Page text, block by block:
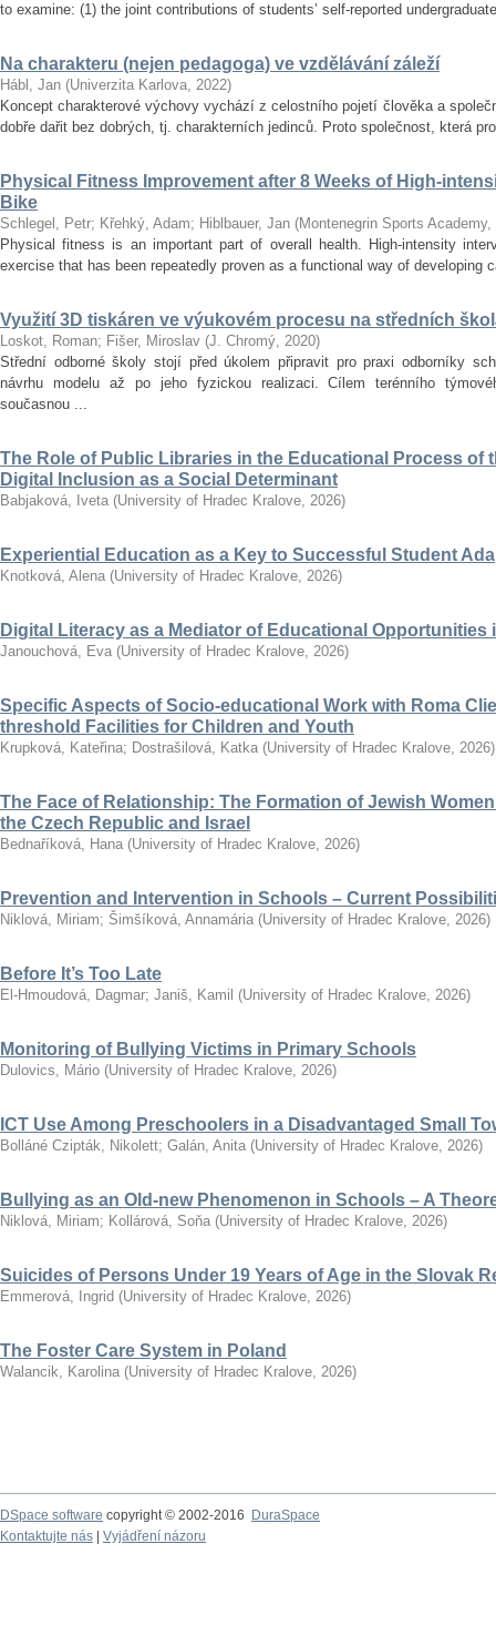
to examine: (1) the joint contributions of students’ self-reported
Na charakteru (nejen pedagoga) ve vzdělávání záleží
Hábl, Jan (Univerzita Karlova, 2022)
Koncept charakterové výchovy vychází z celostního pojetí člověka a
dobře dařit bez dobrých, tj. charakterních jedinců. Proto společnost, která
Physical Fitness Improvement after 8 Weeks of High-
Bike
Schlegel, Petr; Křehký, Adam; Hiblbauer, Jan (Montenegrin Sports Academy,
Physical fitness is an important part of overall health. High-intensity
exercise that has been repeatedly proven as a functional way of developing
Využití 3D tiskáren ve výukovém procesu na středních
Loskot, Roman; Fišer, Miroslav (J. Chromý, 2020)
Střední odborné školy stojí před úkolem připravit pro praxi odborníky
návrhu modelu až po jeho fyzickou realizaci. Cílem terénního
současnou ...
The Role of Public Libraries in the Educational Process of
Digital Inclusion as a Social Determinant
Babjaková, Iveta (University of Hradec Kralove, 2026)
Experiential Education as a Key to Successful Student
Knotková, Alena (University of Hradec Kralove, 2026)
Digital Literacy as a Mediator of Educational Opportunities
Janouchová, Eva (University of Hradec Kralove, 2026)
Specific Aspects of Socio-educational Work with Roma
threshold Facilities for Children and Youth
Krupková, Kateřina; Dostrašilová, Katka (University of Hradec Kralove, 2026)
The Face of Relationship: The Formation of Jewish
the Czech Republic and Israel
Bednaříková, Hana (University of Hradec Kralove, 2026)
Prevention and Intervention in Schools – Current
Niklová, Miriam; Šimšíková, Annamária (University of Hradec Kralove, 2026)
Before It’s Too Late
El-Hmoudová, Dagmar; Janiš, Kamil (University of Hradec Kralove, 2026)
Monitoring of Bullying Victims in Primary Schools
Dulovics, Mário (University of Hradec Kralove, 2026)
ICT Use Among Preschoolers in a Disadvantaged Small
Bolláné Czipták, Nikolett; Galán, Anita (University of Hradec Kralove, 2026)
Bullying as an Old-new Phenomenon in Schools – A
Niklová, Miriam; Kollárová, Soňa (University of Hradec Kralove, 2026)
Suicides of Persons Under 19 Years of Age in the Slovak
Emmerová, Ingrid (University of Hradec Kralove, 2026)
The Foster Care System in Poland
Walancik, Karolina (University of Hradec Kralove, 2026)
DSpace software copyright © 2002-2016
DuraSpace
Kontaktujte nás
Vyjádření názoru